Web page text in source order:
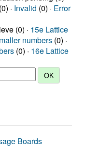
(0) · Invalid (0) · Error
(0) · 15e Lattice
numbers (0) ·
(0) · 16e Lattice
Boards